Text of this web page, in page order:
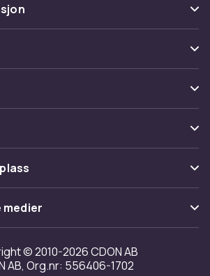
medier
© 2010-2026 CDON AB
AB, Org.nr: 556406-1702